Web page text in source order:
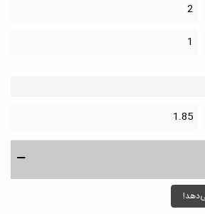
2
1
1.85